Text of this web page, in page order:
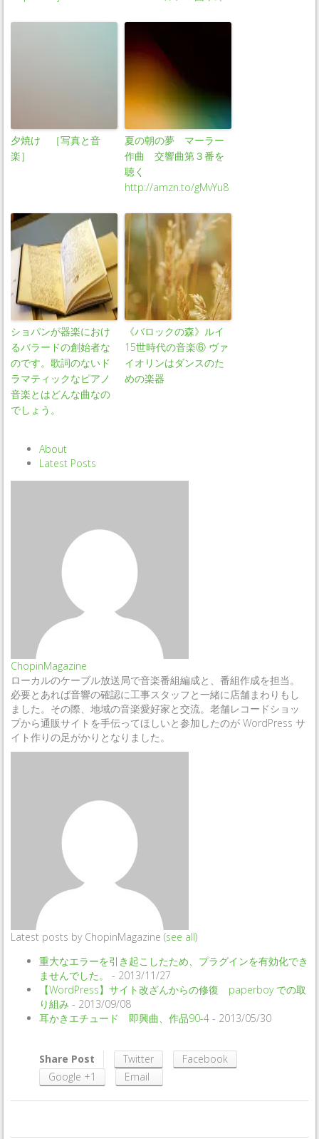
夕焼け ［写真と音
楽］
夏の朝の夢 マーラー
作曲 交響曲第３番を
聴く
http://amzn.to/gMvYu8
ショパンが器楽におけ
るバラードの創始者な
のです。歌詞のないド
ラマティックなピアノ
音楽とはどんな曲なの
でしょう。
《バロックの森》ルイ
15世時代の音楽⑥ ヴァ
イオリンはダンスのた
めの楽器
About
Latest Posts
ChopinMagazine
ローカルのケーブル放送局で音楽番組編成と、番組作成を担当。
必要とあれば音響の確認に工事スタッフと一緒に店舗まわりもし
ました。その際、地域の音楽愛好家と交流。老舗レコードショッ
プから通販サイトを手伝ってほしいと参加したのが WordPress サ
イト作りの足がかりとなりました。
Latest posts by ChopinMagazine (see all)
重大なエラーを引き起こしたため、プラグインを有効化でき
ませんでした。
- 2013/11/27
【WordPress】サイト改ざんからの修復 paperboy での取
り組み - 2013/09/08
耳かきエチュード 即興曲、作品90-4 - 2013/05/30
Share Post Twitter
Facebook
Google +1
Email